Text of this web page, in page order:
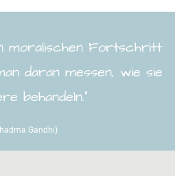
moralischen Fortschritt
daran messen, wie sie
behandeln.”
Gandhi)